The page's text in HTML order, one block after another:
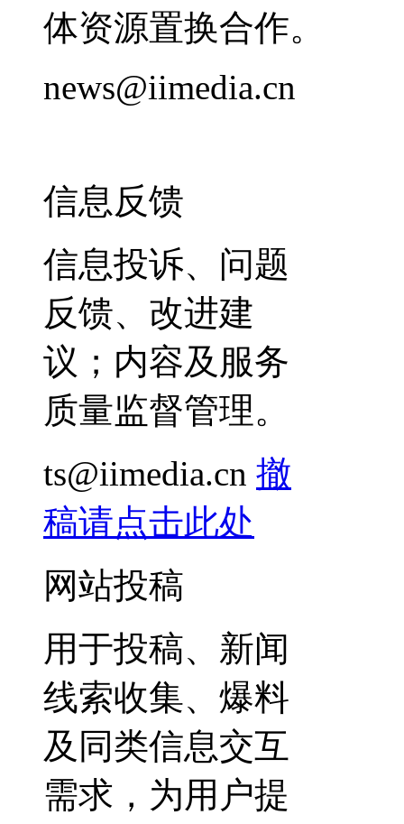
体资源置换合作。
news@iimedia.cn
信息反馈
信息投诉、问题
反馈、改进建
议；内容及服务
质量监督管理。
ts@iimedia.cn 撤
稿请点击此处
网站投稿
用于投稿、新闻
线索收集、爆料
及同类信息交互
需求，为用户提